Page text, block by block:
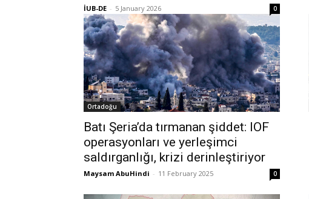
İUB-DE - 5 January 2026 0
Ortadoğu
Batı Şeria’da tırmanan şiddet: IOF
operasyonları ve yerleşimci
saldırganlığı, krizi derinleştiriyor
Maysam AbuHindi - 11 February 2025 0